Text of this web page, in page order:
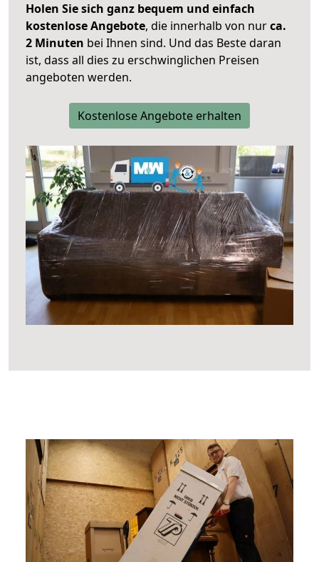
Holen Sie sich ganz bequem und einfach
kostenlose Angebote, die innerhalb von nurca.
2 Minuten bei Ihnen sind. Und das Beste daran
ist, dass all dies zu erschwinglichen Preisen
angeboten werden.
Kostenlose Angebote erhalten